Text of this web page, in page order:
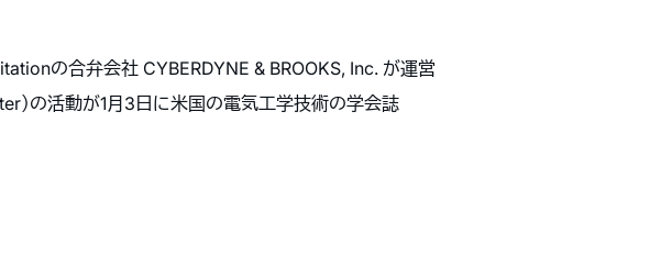
の合弁会社 CYBERDYNE & BROOKS, Inc. が運営
）の活動が1月3日に米国の電気工学技術の学会誌